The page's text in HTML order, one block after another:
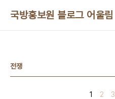
국방홍보원 블로그 어울림
전쟁
1 2 3